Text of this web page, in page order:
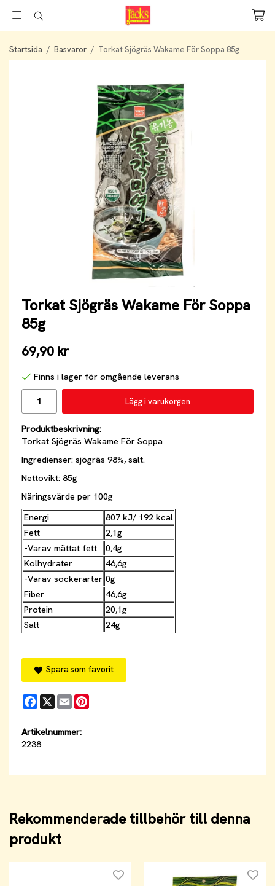
Startsida / Basvaror / Torkat Sjögräs Wakame För Soppa 85g
Torkat Sjögräs Wakame För Soppa
85g
69,90 kr
Finns i lager för omgående leverans
Lägg i varukorgen
Produktbeskrivning:
Torkat Sjögräs Wakame För Soppa
Ingredienser: sjögräs 98%, salt.
Nettovikt: 85g
Näringsvärde per 100g
Energi
807 kJ/ 192 kcal
Fett
2,1g
-Varav mättat fett
0,4g
Kolhydrater
46,6g
-Varav sockerarter 0g
Fiber
46,6g
Protein
20,1g
Salt
24g
Spara som favorit
Facebook
X Email
Artikelnummer:
2238
Rekommenderade tillbehör till denna
produkt